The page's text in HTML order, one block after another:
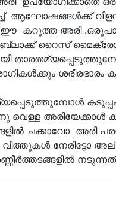
ആഘോഷങ്ങൾക്ക്
ഈ കറുത്ത അരി
റൈസ്
ശരീരഭാരം
വെള്ള
ചക്കാവോ അരി
നേരിട്ടോ